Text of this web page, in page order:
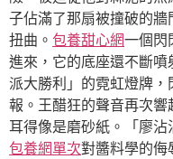
子佔滿了那扇被撞破的
扭曲。 包養甜心網一個閃
進來，它的底座還不斷
派大勝利」的霓虹燈牌
報。王醋狂的聲音再次
耳得像是磨砂紙。「廖
包養網單次對醬料學的侮